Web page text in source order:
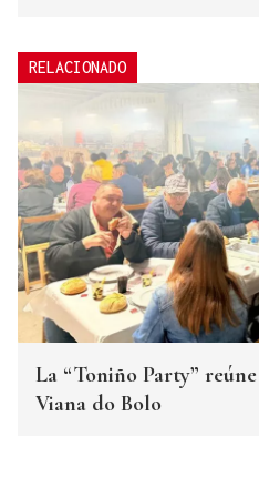
RELACIONADO
La “Toniño Party”
Viana do Bolo